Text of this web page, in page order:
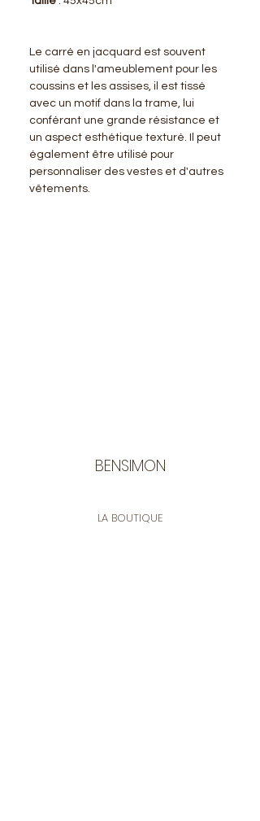
Le carré en jacquard est souvent
utilisé dans l'ameublement pour les
coussins et les assises, il est tissé
avec un motif dans la trame, lui
conférant une grande résistance et
un aspect esthétique texturé. Il peut
également être utilisé pour
personnaliser des vestes et d'autres
vêtements.
BENSIMON
LA BOUTIQUE